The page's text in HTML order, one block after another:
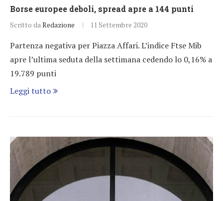
Borse europee deboli, spread apre a 144 punti
Scritto da Redazione 11 Settembre 2020
Partenza negativa per Piazza Affari. L’indice Ftse Mib
apre l’ultima seduta della settimana cedendo lo 0,16% a
19.789 punti
Leggi tutto